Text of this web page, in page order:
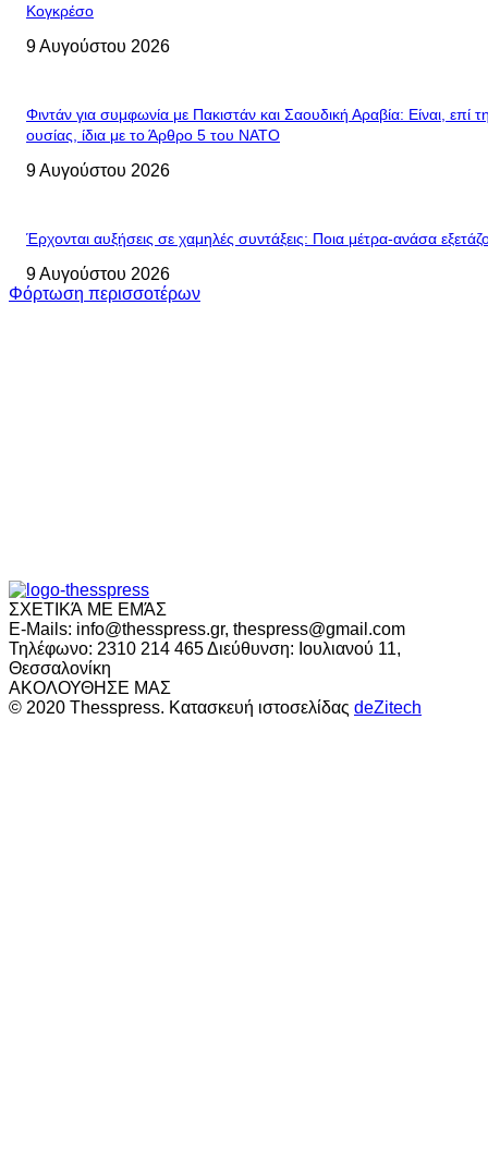
Κογκρέσο
9 Αυγούστου 2026
Φιντάν για συμφωνία με Πακιστάν και Σαουδική Αραβία: Είναι, επί
ουσίας, ίδια με το Άρθρο 5 του ΝΑΤΟ
9 Αυγούστου 2026
Έρχονται αυξήσεις σε χαμηλές συντάξεις: Ποια μέτρα-ανάσα
9 Αυγούστου 2026
Φόρτωση περισσοτέρων
ΣΧΕΤΙΚΆ ΜΕ ΕΜΆΣ
E-Mails: info@thesspress.gr, thespress@gmail.com
Τηλέφωνο: 2310 214 465 Διεύθυνση: Ιουλιανού 11,
Θεσσαλονίκη
ΑΚΟΛΟΥΘΗΣΕ ΜΑΣ
© 2020 Thesspress. Κατασκευή ιστοσελίδας deZitech